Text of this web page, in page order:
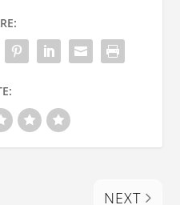
NEXT